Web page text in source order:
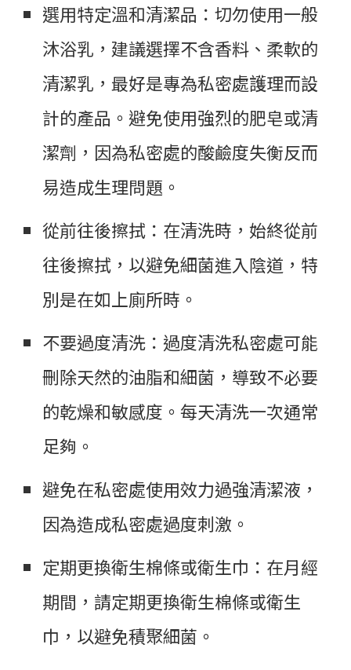
選用特定溫和清潔品：切勿使用一般
沐浴乳，建議選擇不含香料、柔軟的
清潔乳，最好是專為私密處護理而設
計的產品。避免使用強烈的肥皂或清
潔劑，因為私密處的酸鹼度失衡反而
易造成生理問題。
從前往後擦拭：在清洗時，始終從前
往後擦拭，以避免細菌進入陰道，特
別是在如上廁所時。
不要過度清洗：過度清洗私密處可能
刪除天然的油脂和細菌，導致不必要
的乾燥和敏感度。每天清洗一次通常
足夠。
避免在私密處使用效力過強清潔液，
因為造成私密處過度刺激。
定期更換衛生棉條或衛生巾：在月經
期間，請定期更換衛生棉條或衛生
巾，以避免積聚細菌。